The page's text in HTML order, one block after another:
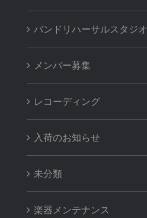
バンドリハーサルスタジオ
メンバー募集
レコーディング
入荷のお知らせ
未分類
楽器メンテナンス